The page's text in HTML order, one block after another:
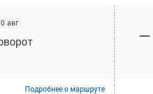
авг
Подробнеео маршруте
—